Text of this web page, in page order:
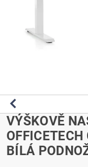
VÝŠKOVĚ
BÍLÁ